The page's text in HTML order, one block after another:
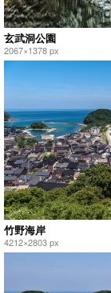
玄武洞公園
2067×1378 px
竹野海岸
4212×2803 px